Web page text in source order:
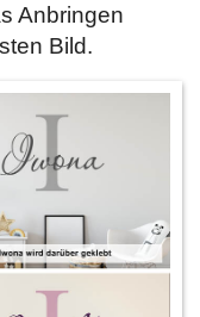
Anbringen
Bild.